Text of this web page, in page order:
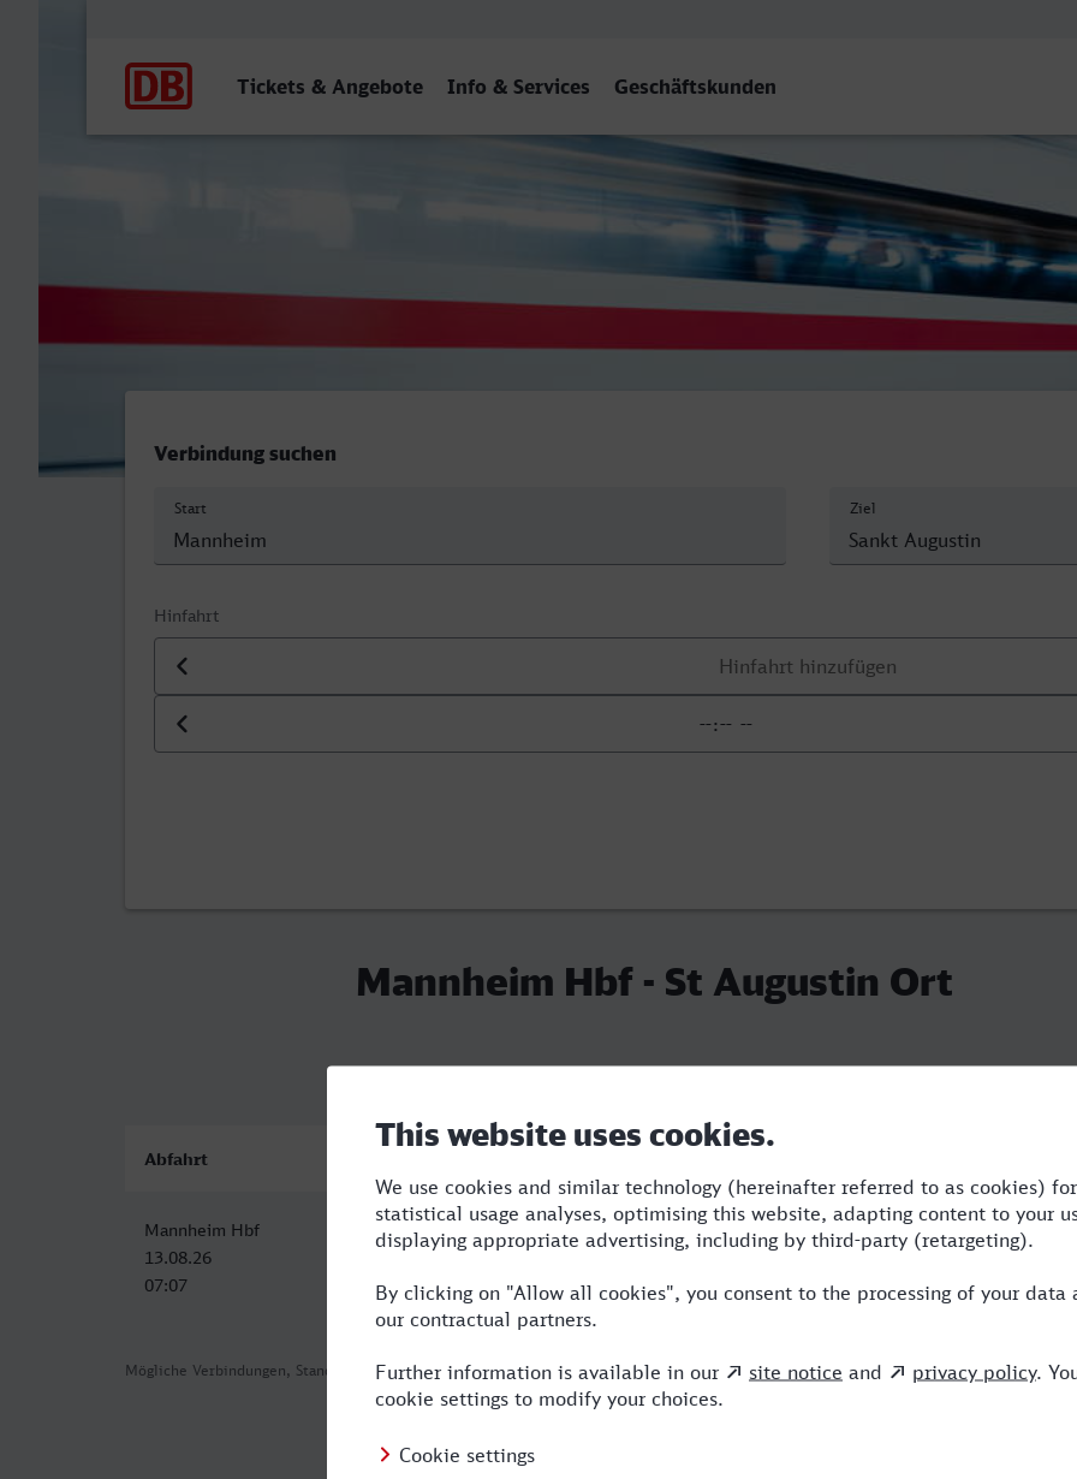
Tickets & Angebote Info & Services Geschäftskunden
Mannheim Hbf - St Augustin Ort
Verbindung suchen
Start Ziel
Hinfahrt
Datum der Hinfahrt
Uhrzeit der Hinfahrt
Mannheim Hbf - St Augustin Ort
Mögliche Verbindungen, Stand: 2026-07-30 03:09
Abfahrt
Mannheim Hbf
13.08.26
07:07
St Augustin Ort
13.08.26
08:43
1:36 STR,ICE